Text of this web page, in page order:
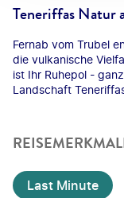
Teneriffas Natur
Fernab vom Trubel
die vulkanische
ist Ihr Ruhepol -
Landschaft
Last Minute